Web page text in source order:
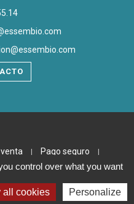
Pago seguro
Plan du site
control over what you want
all cookies Personalize